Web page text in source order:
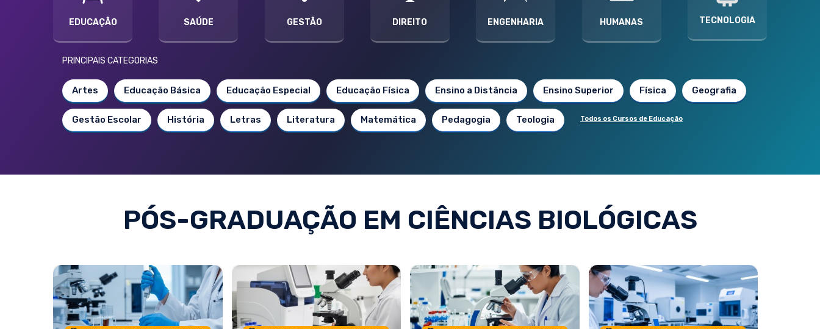
EDUCAÇÃO SAÚDE GESTÃO DIREITO ENGENHARIA HUMANAS TECNOLOGIA
PRINCIPAIS CATEGORIAS
Artes Educação Básica Educação Especial Educação Física Ensino a Distância Ensino Superior Física Geografia
Gestão Escolar História Letras Literatura Matemática Pedagogia Teologia Todos os Cursos de Educação
PÓS-GRADUAÇÃO EM CIÊNCIAS BIOLÓGICAS